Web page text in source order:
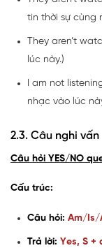
tin thời sự cùng
They aren’t
lúc này.)
I am not
nhạc vào lúc
2.3. Câu nghi vấn
Câu hỏi YES/NO
Cấu trúc:
Câu hỏi: Am/Is/
Trả lời: Yes, S